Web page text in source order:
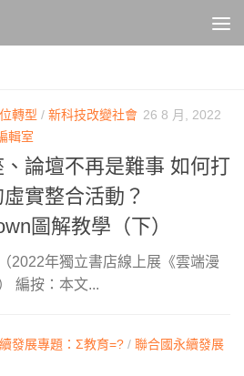
轉型 / 新科技改變社會 26 8 月, 2022
輯室
論壇不再是難事 如何打
實整合活動？
圖解教學（下）
2022年獨立書店線上展《雲端漫
編按：本文...
發展專題：Σ教育=? / 聯合國永續發展